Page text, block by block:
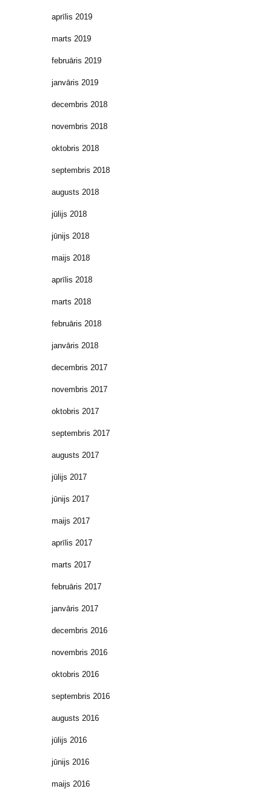
aprīlis 2019
marts 2019
februāris 2019
janvāris 2019
decembris 2018
novembris 2018
oktobris 2018
septembris 2018
augusts 2018
jūlijs 2018
jūnijs 2018
maijs 2018
aprīlis 2018
marts 2018
februāris 2018
janvāris 2018
decembris 2017
novembris 2017
oktobris 2017
septembris 2017
augusts 2017
jūlijs 2017
jūnijs 2017
maijs 2017
aprīlis 2017
marts 2017
februāris 2017
janvāris 2017
decembris 2016
novembris 2016
oktobris 2016
septembris 2016
augusts 2016
jūlijs 2016
jūnijs 2016
maijs 2016